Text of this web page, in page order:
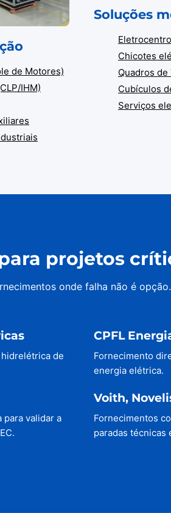
de Motores)
IHM)
Soluções
Chicotes
Quadros
Cubículos
Serviços
projetos
onde falha não é opção.
de
CPFL
Fornecimento
energia elétrica.
para validar a
Voith,
Fornecimentos
paradas técnicas